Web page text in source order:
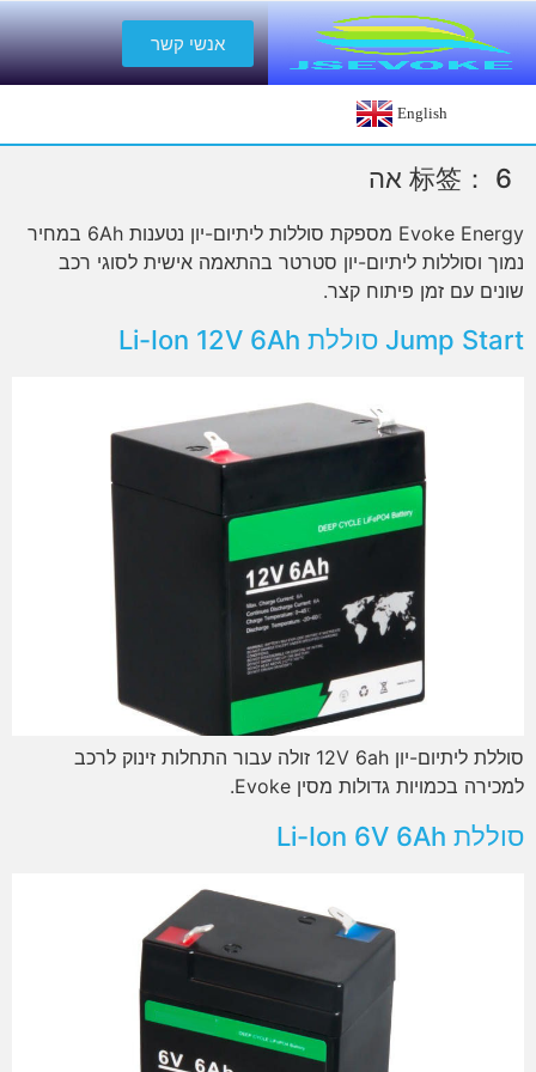
אנשי קשר
English
标签： 6 אה
Evoke Energy מספקת סוללות ליתיום-יון נטענות 6Ah במחיר
נמוך וסוללות ליתיום-יון סטרטר בהתאמה אישית לסוגי רכב
שונים עם זמן פיתוח קצר.
Jump Start סוללת Li-Ion 12V 6Ah
סוללת ליתיום-יון 12V 6ah זולה עבור התחלות זינוק לרכב
למכירה בכמויות גדולות מסין Evoke.
סוללת Li-Ion 6V 6Ah